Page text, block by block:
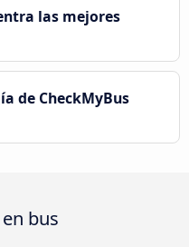
las mejores
de CheckMyBus
bus